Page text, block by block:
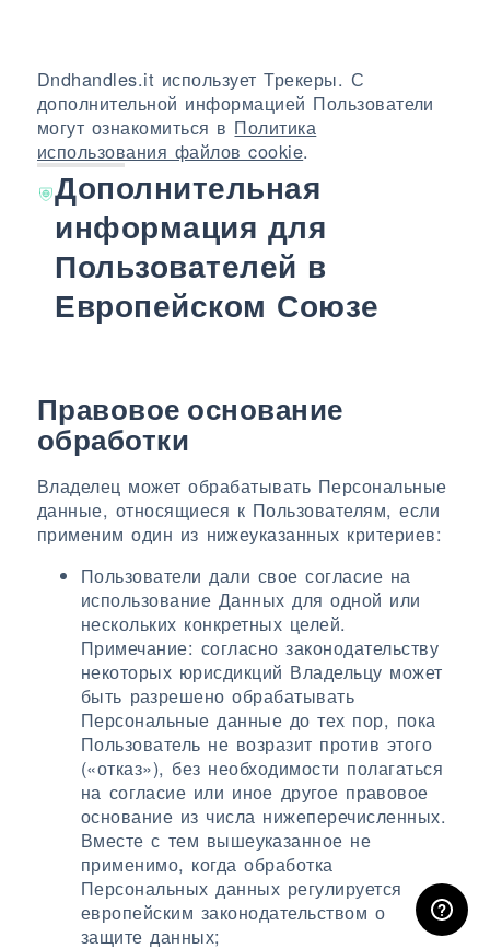
ЛИЧНЫЙ КАБИНЕТ
Dndhandles.it использует Трекеры. С
дополнительной информацией Пользователи
могут ознакомиться в Политика
использования файлов cookie.
Дополнительная
информация для
Пользователей в
Европейском Союзе
Правовое основание
обработки
Владелец может обрабатывать Персональные
данные, относящиеся к Пользователям, если
применим один из нижеуказанных критериев:
Пользователи дали свое согласие на
использование Данных для одной или
нескольких конкретных целей.
Примечание: согласно законодательству
некоторых юрисдикций Владельцу может
быть разрешено обрабатывать
Персональные данные до тех пор, пока
Пользователь не возразит против этого
(«отказ»), без необходимости полагаться
на согласие или иное другое правовое
основание из числа нижеперечисленных.
Вместе с тем вышеуказанное не
применимо, когда обработка
Персональных данных регулируется
европейским законодательством о
защите данных;